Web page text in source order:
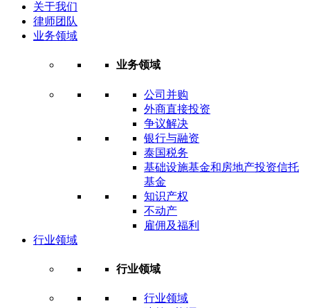
关于我们
律师团队
业务领域
业务领域
公司并购
外商直接投资
争议解决
银行与融资
泰国税务
基础设施基金和房地产投资信托
基金
知识产权
不动产
雇佣及福利
行业领域
行业领域
行业领域